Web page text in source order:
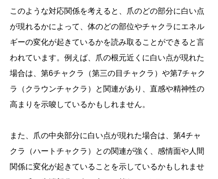
このような対応関係を考えると、爪のどの部分に白い点
が現れるかによって、体のどの部位やチャクラにエネル
ギーの変化が起きているかを読み取ることができると言
われています。例えば、爪の根元近くに白い点が現れた
場合は、第6チャクラ（第三の目チャクラ）や第7チャク
ラ（クラウンチャクラ）と関連があり、直感や精神性の
高まりを示唆しているかもしれません。
また、爪の中央部分に白い点が現れた場合は、第4チャ
クラ（ハートチャクラ）との関連が強く、感情面や人間
関係に変化が起きていることを示しているかもしれませ